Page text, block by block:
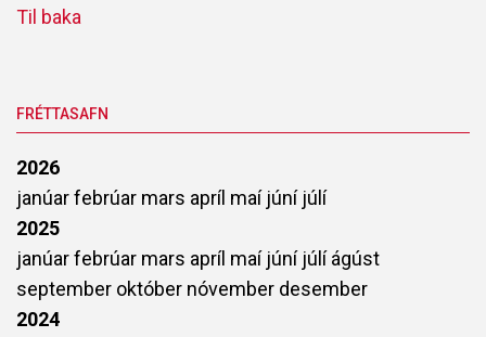
Til baka
FRÉTTASAFN
2026
janúarfebrúar mars apríl maí júní júlí
2025
janúarfebrúar mars apríl maí júní júlíágúst
september október nóvember desember
2024